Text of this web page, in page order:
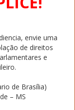
envie uma
de direitos
e
de Brasília)
– MS